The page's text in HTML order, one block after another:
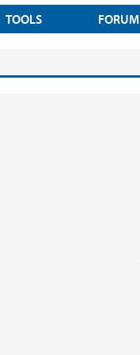
TOOLS FORUM